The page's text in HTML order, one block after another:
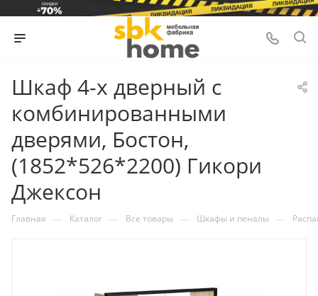
Шкаф 4-х дверный с
комбинированными
дверями, Бостон,
(1852*526*2200) Гикори
Джексон
Главная — Каталог — Все товары — Шкафы и пеналы —